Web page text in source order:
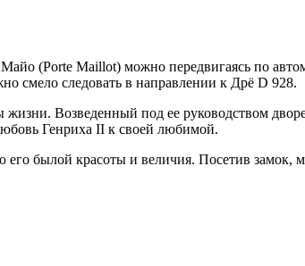
(Porte Maillot) можно передвигаясь по
смело следовать в направлении к Дрё D 928.
Возведенный под ее руководством
Генриха II к своей любимой.
былой красоты и величия. Посетив замок,